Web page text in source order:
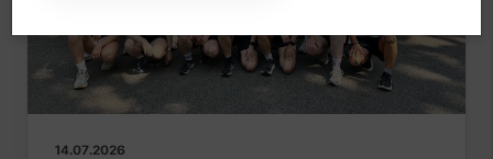
14.07.2026
Kontakt Service